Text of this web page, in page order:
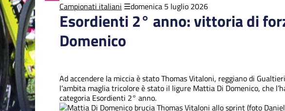
Campionati italiani domenica 5 luglio 2026
Esordienti 2° anno: vittoria di
Domenico
Ad accendere la miccia è stato Thomas Vitaloni, reggiano di
l’ambita maglia tricolore è stato il ligure Mattia Di Domenico, che
categoria Esordienti 2° anno.